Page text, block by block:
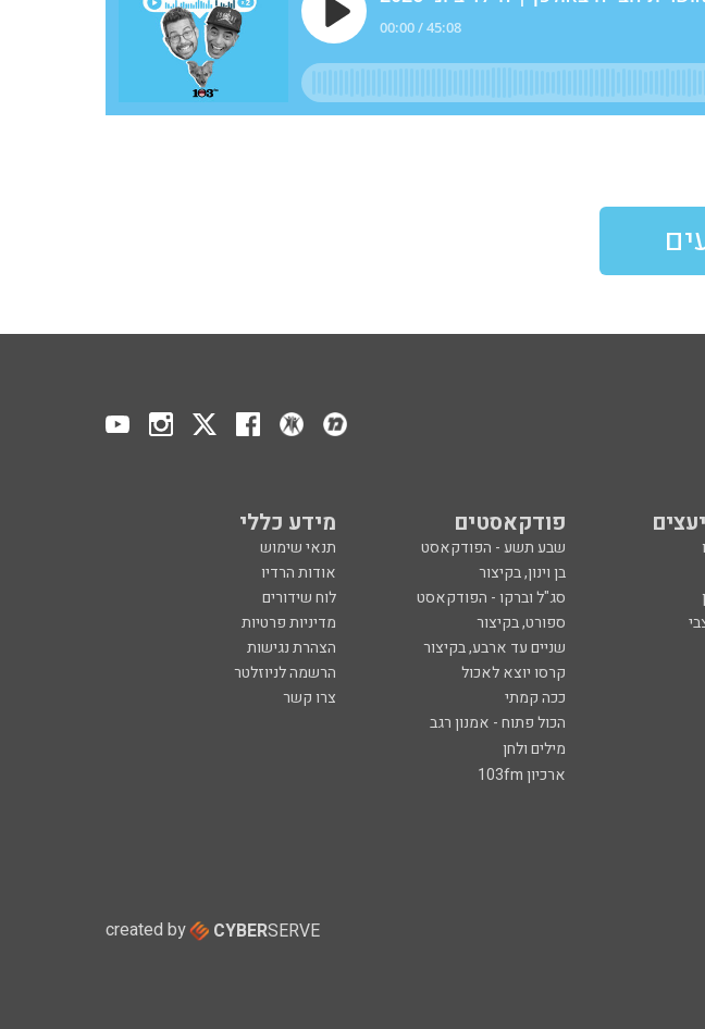
פודקאסטים מידע כללי
שבע תשע - הפודקאסט
תנאי שימוש
בן וינון, בקיצור
אודות הרדיו
סג"ל וברקו - הפודקאסט
לוח שידורים
ספורט, בקיצור
מדיניות פרטיות
שניים עד ארבע, בקיצור
הצהרת נגישות
קרסו יוצא לאכול
הרשמה לניוזלטר
ככה קמתי
צרו קשר
הכול פתוח - אמנון רגב
מילים ולחן
ארכיון 103fm
created by CYBERSERVE